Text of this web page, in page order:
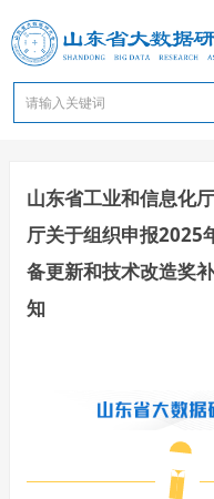
山东省工业和信息化
厅关于组织申报2025
备更新和技术改造奖
知